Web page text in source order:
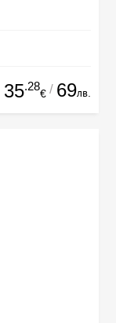
35.28
€ / 69лв.